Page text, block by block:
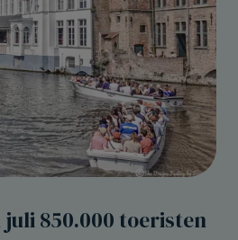
850.000 toeristen